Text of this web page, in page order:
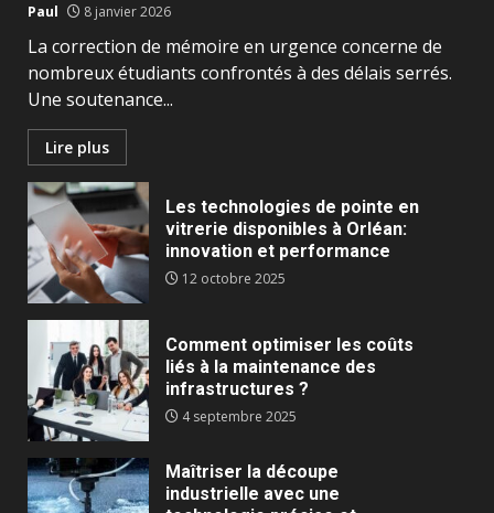
Paul 8 janvier 2026
La correction de mémoire en urgence concerne de
nombreux étudiants confrontés à des délais serrés.
Une soutenance...
Lire plus
Les technologies de pointe en
vitrerie disponibles à Orléan:
innovation et performance
12 octobre 2025
Comment optimiser les coûts
liés à la maintenance des
infrastructures ?
4 septembre 2025
Maîtriser la découpe
industrielle avec une